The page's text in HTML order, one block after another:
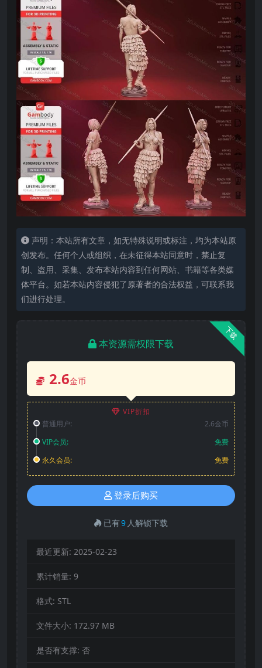
声明：本站所有文章，如无特殊说明或标注，均为本站原
创发布。任何个人或组织，在未征得本站同意时，禁止复
制、盗用、采集、发布本站内容到任何网站、书籍等各类媒
体平台。如若本站内容侵犯了原著者的合法权益，可联系我
们进行处理。
下载
本资源需权限下载
2.6金币
VIP折扣
普通用户:
2.6金币
VIP会员:
免费
永久会员:
免费
登录后购买
已有9 人解锁下载
最近更新: 2025-02-23
累计销量: 9
格式: STL
文件大小: 172.97 MB
是否有支撑: 否